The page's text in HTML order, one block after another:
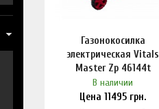
Газонокосилка
электрическая Vitals
Master Zp 46144t
В наличии
Цена 11495 грн.